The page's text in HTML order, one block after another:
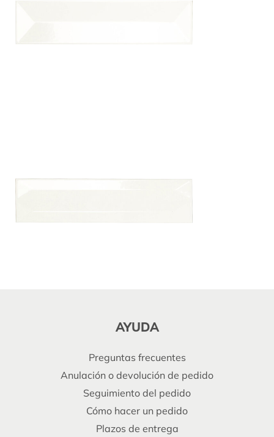
AYUDA
Preguntas frecuentes
Anulación o devolución de pedido
Seguimiento del pedido
Cómo hacer un pedido
Plazos de entrega